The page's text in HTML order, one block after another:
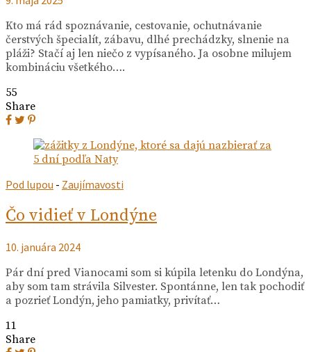
Kto má rád spoznávanie, cestovanie, ochutnávanie
čerstvých špecialít, zábavu, dlhé prechádzky, slnenie na
pláži? Stačí aj len niečo z vypísaného. Ja osobne milujem
kombináciu všetkého….
55
Share
Pod lupou - Zaujímavosti
Čo vidieť v Londýne
10. januára 2024
Pár dní pred Vianocami som si kúpila letenku do Londýna,
aby som tam strávila Silvester. Spontánne, len tak pochodiť
a pozrieť Londýn, jeho pamiatky, privítať…
11
Share